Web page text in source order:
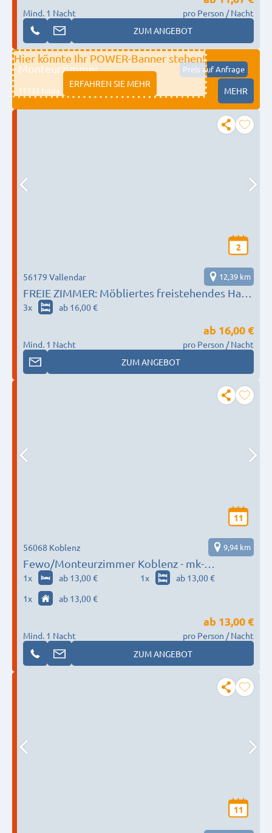
Mind. 1 Nacht
pro Person / Nacht
ZUM ANGEBOT
Hier könnte Ihr POWER-Banner stehen!
ERFAHREN SIE MEHR
Monteurzimmer Preis auf Anfrage
11333 fulda MEHR
2
FREIE ZIMMER: Möbliertes freistehendes Haus
mit Rheinblick ALL INCLUSIVE
56179 Vallendar 12,39 km
3x ab 16,00 €
Mind. 1 Nacht
ab 16,00 €
pro Person / Nacht
ZUM ANGEBOT
11
Fewo/Monteurzimmer Koblenz - mk-
fw@web.de
56068 Koblenz 9,94 km
1x ab 13,00 € 1x
ab 13,00 €
1x ab 13,00 €
Mind. 1 Nacht
ab 13,00 €
pro Person / Nacht
ZUM ANGEBOT
11